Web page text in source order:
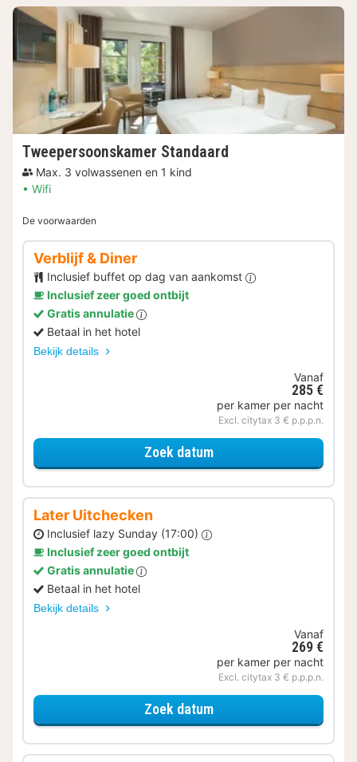
Tweepersoonskamer Standaard
Max. 3 volwassenen en 1 kind
Wifi
De voorwaarden
Verblijf & Diner
Inclusief buffet op dag van aankomst
Inclusief zeer goed ontbijt
Gratis annulatie
Betaal in het hotel
Bekijk details
Vanaf
285 €
per kamer per nacht
Excl. citytax 3 € p.p.p.n.
Zoek datumvoor Verblijf & Diner
Later Uitchecken
Inclusief lazy Sunday (17:00)
Inclusief zeer goed ontbijt
Gratis annulatie
Betaal in het hotel
Bekijk details
Vanaf
269 €
per kamer per nacht
Excl. citytax 3 € p.p.p.n.
Zoek datumvoor Later Uitchecken